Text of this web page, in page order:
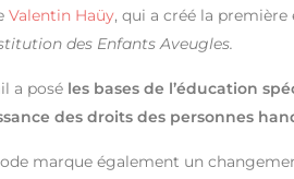
Valentin Haüy, qui a créé la première
des Enfants Aveugles.
a posé les bases de l’éducation
des droits des personnes
marque également un